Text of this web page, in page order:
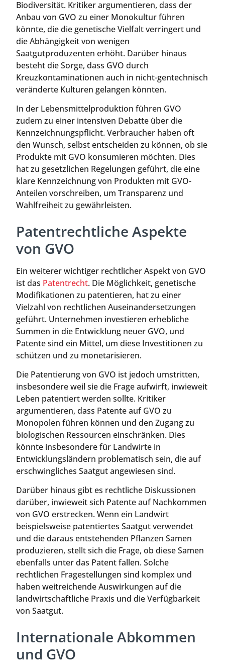
Biodiversität. Kritiker argumentieren, dass der
Anbau von GVO zu einer Monokultur führen
könnte, die die genetische Vielfalt verringert und
die Abhängigkeit von wenigen
Saatgutproduzenten erhöht. Darüber hinaus
besteht die Sorge, dass GVO durch
Kreuzkontaminationen auch in nicht-gentechnisch
veränderte Kulturen gelangen könnten.
In der Lebensmittelproduktion führen GVO
zudem zu einer intensiven Debatte über die
Kennzeichnungspflicht. Verbraucher haben oft
den Wunsch, selbst entscheiden zu können, ob sie
Produkte mit GVO konsumieren möchten. Dies
hat zu gesetzlichen Regelungen geführt, die eine
klare Kennzeichnung von Produkten mit GVO-
Anteilen vorschreiben, um Transparenz und
Wahlfreiheit zu gewährleisten.
Patentrechtliche Aspekte
von GVO
Ein weiterer wichtiger rechtlicher Aspekt von GVO
ist das Patentrecht. Die Möglichkeit, genetische
Modifikationen zu patentieren, hat zu einer
Vielzahl von rechtlichen Auseinandersetzungen
geführt. Unternehmen investieren erhebliche
Summen in die Entwicklung neuer GVO, und
Patente sind ein Mittel, um diese Investitionen zu
schützen und zu monetarisieren.
Die Patentierung von GVO ist jedoch umstritten,
insbesondere weil sie die Frage aufwirft, inwieweit
Leben patentiert werden sollte. Kritiker
argumentieren, dass Patente auf GVO zu
Monopolen führen können und den Zugang zu
biologischen Ressourcen einschränken. Dies
könnte insbesondere für Landwirte in
Entwicklungsländern problematisch sein, die auf
erschwingliches Saatgut angewiesen sind.
Darüber hinaus gibt es rechtliche Diskussionen
darüber, inwieweit sich Patente auf Nachkommen
von GVO erstrecken. Wenn ein Landwirt
beispielsweise patentiertes Saatgut verwendet
und die daraus entstehenden Pflanzen Samen
produzieren, stellt sich die Frage, ob diese Samen
ebenfalls unter das Patent fallen. Solche
rechtlichen Fragestellungen sind komplex und
haben weitreichende Auswirkungen auf die
landwirtschaftliche Praxis und die Verfügbarkeit
von Saatgut.
Internationale Abkommen
und GVO